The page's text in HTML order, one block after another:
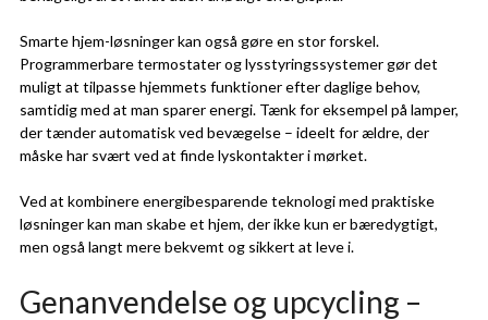
Smarte hjem-løsninger kan også gøre en stor forskel.
Programmerbare termostater og lysstyringssystemer gør det
muligt at tilpasse hjemmets funktioner efter daglige behov,
samtidig med at man sparer energi. Tænk for eksempel på lamper,
der tænder automatisk ved bevægelse – ideelt for ældre, der
måske har svært ved at finde lyskontakter i mørket.
Ved at kombinere energibesparende teknologi med praktiske
løsninger kan man skabe et hjem, der ikke kun er bæredygtigt,
men også langt mere bekvemt og sikkert at leve i.
Genanvendelse og upcycling –